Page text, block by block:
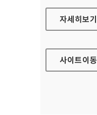
규제신문고
자세히보기
사이트이동